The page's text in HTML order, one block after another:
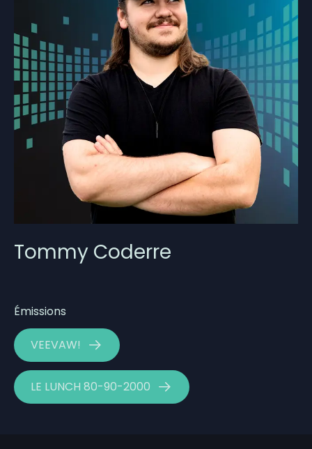
Tommy Coderre
Émissions
VEEVAW!
LE LUNCH 80-90-2000